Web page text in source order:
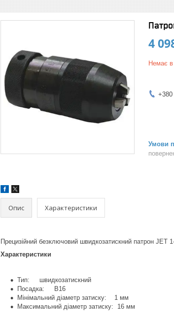
4
Немає в
+380
Опис Характеристики
Прецизійний безключовий швидкозатискний патрон
Характеристики
Тип: швидкозатискний
Посадка: B16
Мінімальний діаметр затиску: 1 мм
Максимальний діаметр затиску: 16 мм